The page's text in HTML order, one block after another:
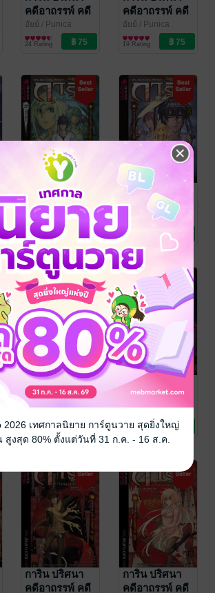
คดีอาถรรพ์ คดี
13 หลอน
คฤหาสน์หุ่น
พยนต์ (บทจบ)
อัยย์ / Punica
Comic
การ์ตูนทั่วไป
24 Rating
คดีอาถรรพ์ คดี
13 หลอน
คฤหาสน์หุ่น
พยนต์ (บท
13/2)
อัยย์ / Punica
Comic
การ์ตูนทั่วไป
19 Rating
การิน ปริศนา
คดีอาถรรพ์ คดี
12 สาป
นาฏกรรม
ดาวหาง
(บทจบ) (Case-
12/2)
อัยย์
/ Punica
Comic
การ์ตูนทั่วไป
23 Rating
การิน ปริศนา
คดีอาถรรพ์ คดี
12 สาป
นาฏกรรม
ดาวหาง (บท
แรก) (Case-
12/1)
/ Punica
Comic
การ์ตูนทั่วไป
15 Rating
การิน ปริศนา
คดีอาถรรพ์ คดี
11 โทษประหาร
วิญญาณ (บท
กลาง) (Case-
อัยย์/ Punica
Comic
การ์ตูนทั่วไป
22 Rating
การิน ปริศนา
คดีอาถรรพ์ คดี
11 โทษประหาร
วิญญาณ
(Case-11)
อัยย์/ Punica
Comic
การ์ตูนทั่วไป
18 Rating
การิน ปริศนา
คดีอาถรรพ์ คดี
การิน ปริศนา
คดีอาถรรพ์ คดี
2026 เทศกาลนิยาย การ์ตูนวาย สุดยิ่งใหญ่
งสุด 80% ตั้งแต่วันที่ 31 ก.ค. - 16 ส.ค.